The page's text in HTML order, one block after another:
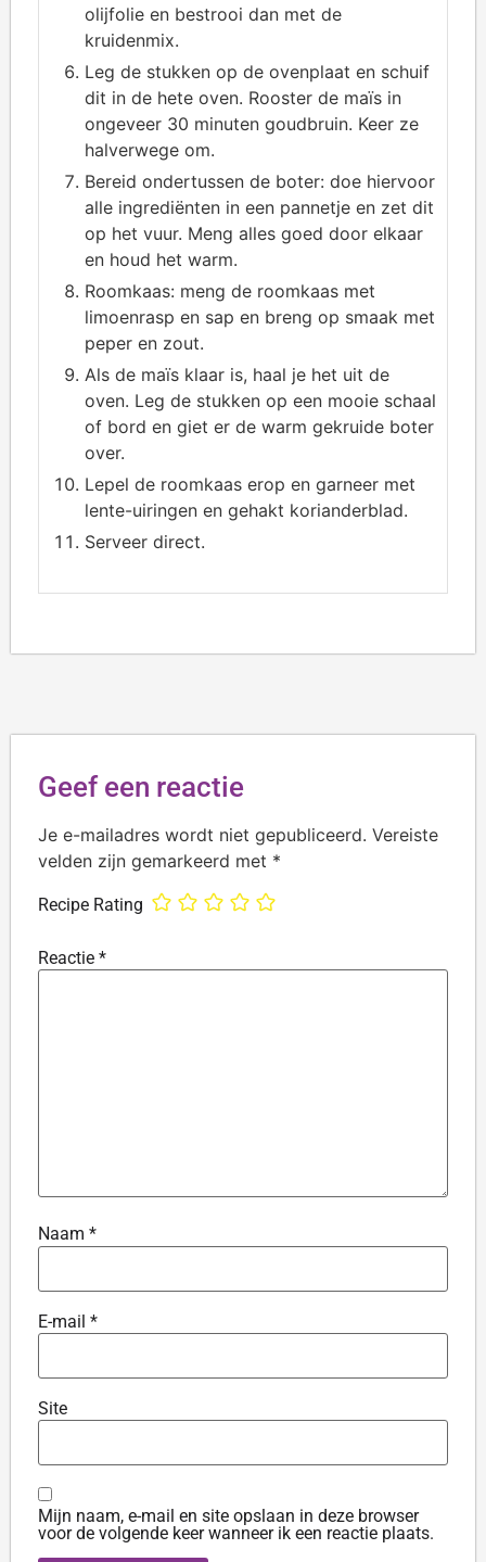
olijfolie en bestrooi dan met de
kruidenmix.
Leg de stukken op de ovenplaat en schuif
dit in de hete oven. Rooster de maïs in
ongeveer 30 minuten goudbruin. Keer ze
halverwege om.
Bereid ondertussen de boter: doe hiervoor
alle ingrediënten in een pannetje en zet dit
op het vuur. Meng alles goed door elkaar
en houd het warm.
Roomkaas: meng de roomkaas met
limoenrasp en sap en breng op smaak met
peper en zout.
Als de maïs klaar is, haal je het uit de
oven. Leg de stukken op een mooie schaal
of bord en giet er de warm gekruide boter
over.
Lepel de roomkaas erop en garneer met
lente-uiringen en gehakt korianderblad.
Serveer direct.
Geef een reactie
Je e-mailadres wordt niet gepubliceerd. Vereiste
velden zijn gemarkeerd met *
Recipe Rating
Reactie *
Naam *
E-mail *
Site
Mijn naam, e-mail en site opslaan in deze browser
voor de volgende keer wanneer ik een reactie plaats.